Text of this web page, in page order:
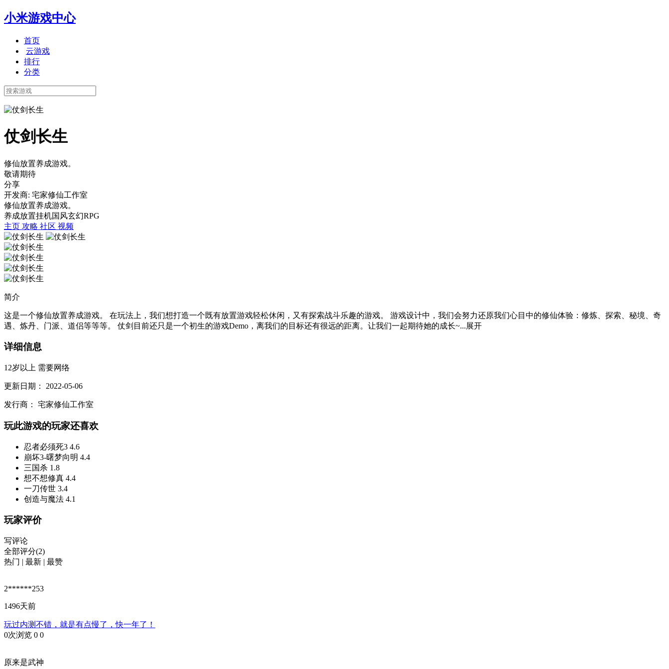
小米游戏中心
首页
云游戏
排行
分类
仗剑长生
修仙放置养成游戏。
敬请期待
分享
开发商: 宅家修仙工作室
修仙放置养成游戏。
养成放置挂机国风玄幻RPG
主页 攻略 社区 视频
简介
这是一个修仙放置养成游戏。 在玩法上，我们想打造一个既有放置游戏轻松休闲，又有探索战斗乐趣的游戏。 游戏设计中，我们会努力还原我们心目中的修仙体验：修炼、探索、秘境、奇
遇、炼丹、门派、道侣等等等。 仗剑目前还只是一个初生的游戏Demo，离我们的目标还有很远的距离。让我们一起期待她的成长~...展开
详细信息
12岁以上 需要网络
更新日期： 2022-05-06
发行商： 宅家修仙工作室
玩此游戏的玩家还喜欢
忍者必须死3 4.6
崩坏3-曙梦向明 4.4
三国杀 1.8
想不想修真 4.4
一刀传世 3.4
创造与魔法 4.1
玩家评价
写评论
全部评分(2)
热门 | 最新 | 最赞
2******253
1496天前
玩过内测不错，就是有点慢了，快一年了！
0次浏览 0 0
原来是武神